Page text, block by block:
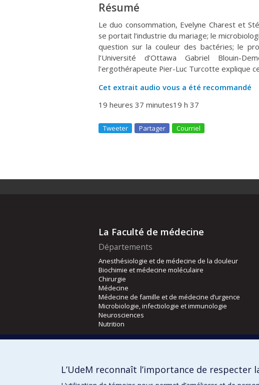
Résumé
Le duo consommation, Evelyne Charest et
se portait l’industrie du mariage; le
question sur la couleur des bactéries; le
l’Université d’Ottawa Gabriel
l’ergothérapeute Pier-Luc Turcotte explique
Cet extrait audio vous a été recommandé
19 heures 37 minutes19 h 37
Tweeter Partager Courriel
La Faculté de médecine
Départements
Anesthésiologie et de médecine de la douleur
Biochimie et médecine moléculaire
Chirurgie
Médecine
Médecine de famille et de médecine d’urgence
Microbiologie, infectiologie et immunologie
Neurosciences
Nutrition
Orthophonie et audiologie
L’UdeM reconnaît l’importance de respecter